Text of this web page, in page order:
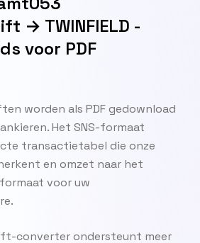
→ TWINFIELD -
voor PDF
worden als PDF gedownload
Het SNS-formaat
transactietabel die onze
en omzet naar het
voor uw
converter ondersteunt meer